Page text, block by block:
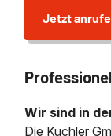
Jetzt
Wir sind in
Die Kuchler